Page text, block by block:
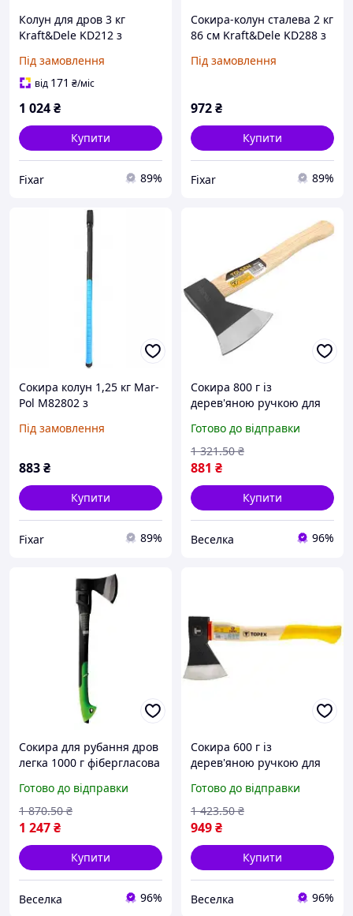
Колун для дров 3 кг
Kraft&Dele KD212 з
потужна сокира для колки
деревини
Під замовлення
від 171 ₴/міс
1 024₴
Купити
Fixar 89%
Сокира-колун сталева 2 кг
86 см Kraft&Dele KD288 з
для колки дров і
Під замовлення
972₴
Купити
Fixar 89%
Сокира колун 1,25 кг Mar-
Pol M82802 з
для колки дров
Під замовлення
883₴
Купити
Fixar 89%
Сокира 800 г із
дерев'яною ручкою для
дерев для садівників і
лісозрубів FLAME
Готово до відправки
881 ₴
1 321.50 ₴
Купити
Веселка 96%
Сокира для рубання дров
легка 1000 г фібергласова
активного відпочинку
FLAME
Готово до відправки
1 247₴
1 870.50 ₴
Купити
Веселка 96%
Сокира 600 г із
дерев'яною ручкою для
дерев для садівників та
активного відпочинку
FLAME
Готово до відправки
949₴
1 423.50 ₴
Купити
Веселка 96%